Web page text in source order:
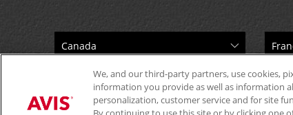
We, and our third-party partners, use cookies,
information you provide as well as information
personalization, customer service and for site